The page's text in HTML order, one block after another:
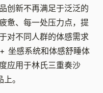
创新不再满足于泛泛的
惫、每一处压力点，提
对不同人群的体感需求
坐感系统和体感舒睡体
应用于林氏三重奏沙
。